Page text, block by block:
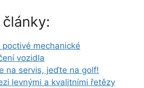
poctivé mechanické
vozidla
na servis, jeďte na golf!
levnými a kvalitními řetězy